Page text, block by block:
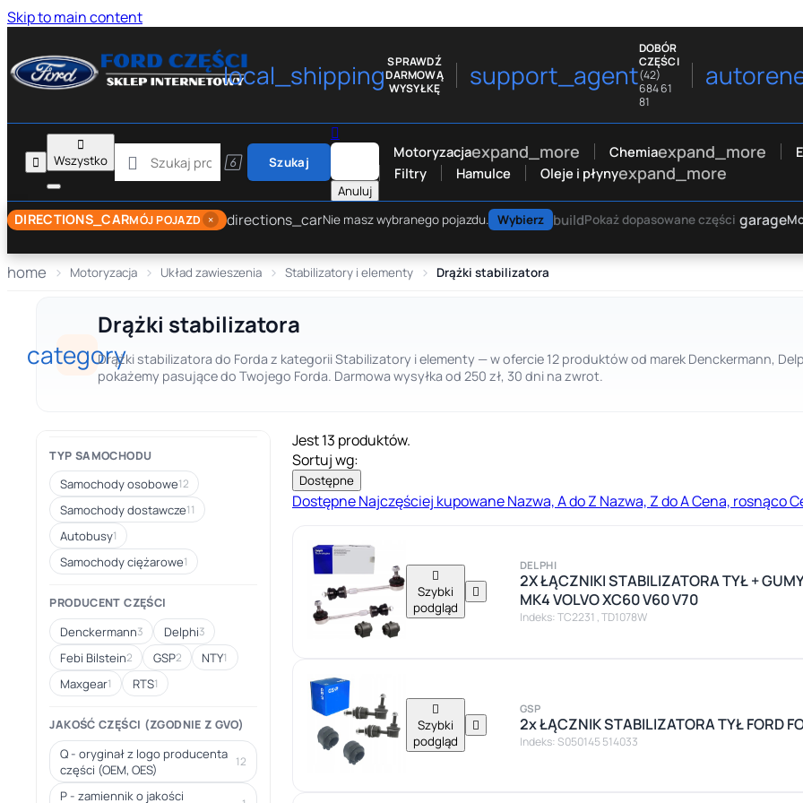
Skip to main content
local_shippingSPRAWDŹ
DARMOWĄ
WYSYŁKĘ
support_agent
DOBÓR
CZĘŚCI
(42)
684 61
81


Wszystko
  Szukaj

Anuluj
Motoryzacjaexpand_more Chemiaexpand_more
Filtry Hamulce Oleje i płynyexpand_more
DIRECTIONS_CARMÓJ POJAZD × directions_carNie masz wybranego pojazdu. Wybierz buildPokaż dopasowane części garage
home Motoryzacja Układ zawieszenia Stabilizatory i elementy Drążki stabilizatora
category
Drążki stabilizatora
Drążki stabilizatora do Forda z kategorii Stabilizatory i elementy — w ofercie 12 produktów od marek Denckermann,
pokażemy pasujące do Twojego Forda. Darmowa wysyłka od 250 zł, 30 dni na zwrot.
TYP SAMOCHODU
Samochody osobowe12
Samochody dostawcze11
Autobusy1
Samochody ciężarowe1
PRODUCENT CZĘŚCI
Denckermann3 Delphi3
Febi Bilstein2 GSP2 NTY1
Maxgear1 RTS1
JAKOŚĆ CZĘŚCI (ZGODNIE Z GVO)
Q - oryginał z logo producenta
części (OEM, OES)
12
P - zamiennik o jakości
Jest 13 produktów.
Sortuj wg:
Dostępne
DostępneNajczęściej kupowaneNazwa, A do Z Nazwa, Z do ACena, rosnąco

Szybki
podgląd

DELPHI
2X ŁĄCZNIKI STABILIZATORA TYŁ +
MK4 VOLVO XC60 V60 V70
Indeks: TC2231 , TD1078W

Szybki
podgląd

GSP
2x ŁĄCZNIK STABILIZATORA TYŁ FORD
Indeks: S050145 514033